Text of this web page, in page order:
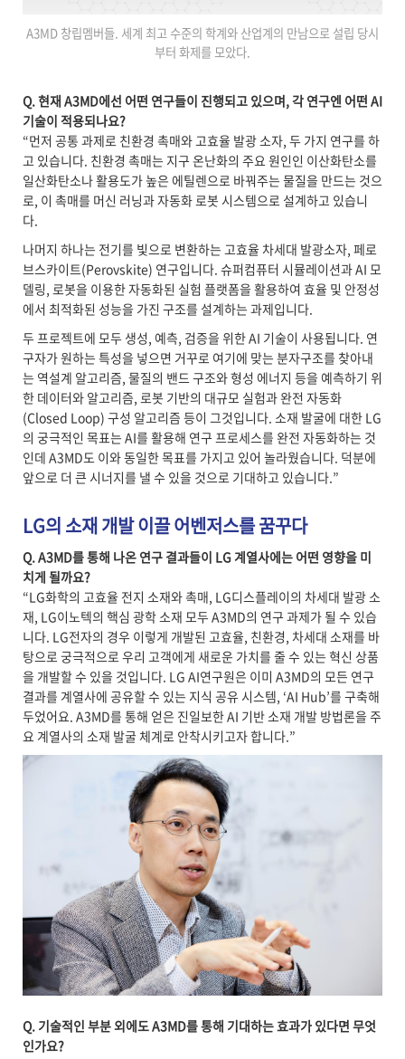
A3MD 창립멤버들. 세계 최고 수준의 학계와 산업계의 만남으로 설립 당시
부터 화제를 모았다.
Q. 현재 A3MD에선 어떤 연구들이 진행되고 있으며, 각 연구엔 어떤 AI
기술이 적용되나요?
“먼저 공통 과제로 친환경 촉매와 고효율 발광 소자, 두 가지 연구를 하
고 있습니다. 친환경 촉매는 지구 온난화의 주요 원인인 이산화탄소를
일산화탄소나 활용도가 높은 에틸렌으로 바꿔주는 물질을 만드는 것으
로, 이 촉매를 머신 러닝과 자동화 로봇 시스템으로 설계하고 있습니
다.
나머지 하나는 전기를 빛으로 변환하는 고효율 차세대 발광소자, 페로
브스카이트(Perovskite) 연구입니다. 슈퍼컴퓨터 시뮬레이션과 AI 모
델링, 로봇을 이용한 자동화된 실험 플랫폼을 활용하여 효율 및 안정성
에서 최적화된 성능을 가진 구조를 설계하는 과제입니다.
두 프로젝트에 모두 생성, 예측, 검증을 위한 AI 기술이 사용됩니다. 연
구자가 원하는 특성을 넣으면 거꾸로 여기에 맞는 분자구조를 찾아내
는 역설계 알고리즘, 물질의 밴드 구조와 형성 에너지 등을 예측하기 위
한 데이터와 알고리즘, 로봇 기반의 대규모 실험과 완전 자동화
(Closed Loop) 구성 알고리즘 등이 그것입니다. 소재 발굴에 대한 LG
의 궁극적인 목표는 AI를 활용해 연구 프로세스를 완전 자동화하는 것
인데 A3MD도 이와 동일한 목표를 가지고 있어 놀라웠습니다. 덕분에
앞으로 더 큰 시너지를 낼 수 있을 것으로 기대하고 있습니다.”
LG의 소재 개발 이끌 어벤저스를 꿈꾸다
Q. A3MD를 통해 나온 연구 결과들이 LG 계열사에는 어떤 영향을 미
치게 될까요?
“LG화학의 고효율 전지 소재와 촉매, LG디스플레이의 차세대 발광 소
재, LG이노텍의 핵심 광학 소재 모두 A3MD의 연구 과제가 될 수 있습
니다. LG전자의 경우 이렇게 개발된 고효율, 친환경, 차세대 소재를 바
탕으로 궁극적으로 우리 고객에게 새로운 가치를 줄 수 있는 혁신 상품
을 개발할 수 있을 것입니다. LG AI연구원은 이미 A3MD의 모든 연구
결과를 계열사에 공유할 수 있는 지식 공유 시스템, ‘AI Hub’를 구축해
두었어요. A3MD를 통해 얻은 진일보한 AI 기반 소재 개발 방법론을 주
요 계열사의 소재 발굴 체계로 안착시키고자 합니다.”
Q. 기술적인 부분 외에도 A3MD를 통해 기대하는 효과가 있다면 무엇
인가요?